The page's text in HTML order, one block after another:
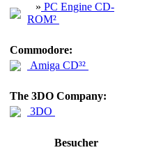
» PC Engine CD-
ROM²
Commodore:
Amiga CD³²
The 3DO Company:
3DO
Besucher